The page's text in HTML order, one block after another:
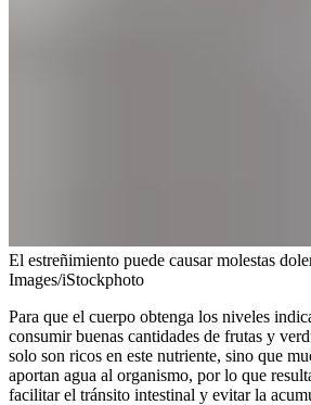
El estreñimiento puede causar molestas
Images/iStockphoto
Para que el cuerpo obtenga los niveles
consumir buenas cantidades de frutas y
solo son ricos en este nutriente, sino que
aportan agua al organismo, por lo que
facilitar el tránsito intestinal y evitar la